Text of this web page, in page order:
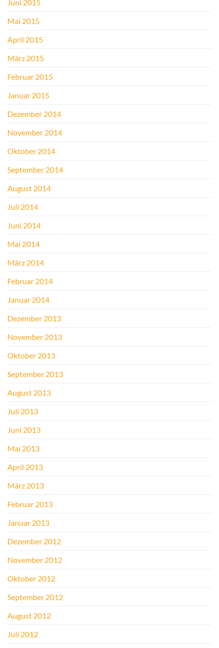
Juni 2015
Mai 2015
April 2015
März 2015
Februar 2015
Januar 2015
Dezember 2014
November 2014
Oktober 2014
September 2014
August 2014
Juli 2014
Juni 2014
Mai 2014
März 2014
Februar 2014
Januar 2014
Dezember 2013
November 2013
Oktober 2013
September 2013
August 2013
Juli 2013
Juni 2013
Mai 2013
April 2013
März 2013
Februar 2013
Januar 2013
Dezember 2012
November 2012
Oktober 2012
September 2012
August 2012
Juli 2012